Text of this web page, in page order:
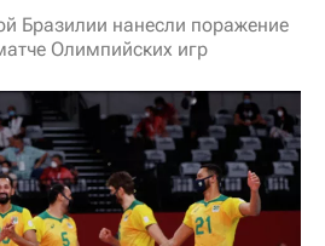
Бразилии нанесли поражение
Олимпийских игр